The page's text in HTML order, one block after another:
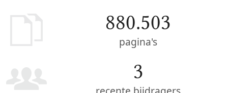
880.503
pagina's
3